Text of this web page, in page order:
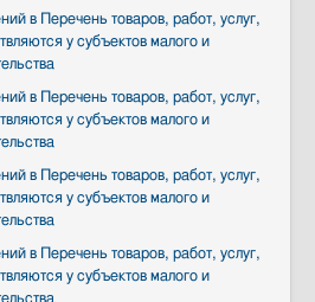
в Перечень товаров, работ, услуг,
у субъектов малого и
в Перечень товаров, работ, услуг,
у субъектов малого и
в Перечень товаров, работ, услуг,
у субъектов малого и
в Перечень товаров, работ, услуг,
у субъектов малого и